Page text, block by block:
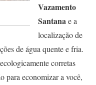
Vazamento
Santanae a
localização de
de água quente e fria.
corretas
para economizar a você,